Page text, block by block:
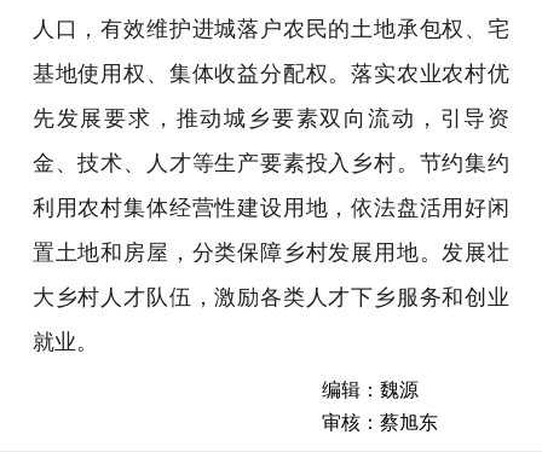
人口，有效维护进城落户农民的土地承包权、宅
基地使用权、集体收益分配权。落实农业农村优
先发展要求，推动城乡要素双向流动，引导资
金、技术、人才等生产要素投入乡村。节约集约
利用农村集体经营性建设用地，依法盘活用好闲
置土地和房屋，分类保障乡村发展用地。发展壮
大乡村人才队伍，激励各类人才下乡服务和创业
就业。
编辑：魏源
审核：蔡旭东